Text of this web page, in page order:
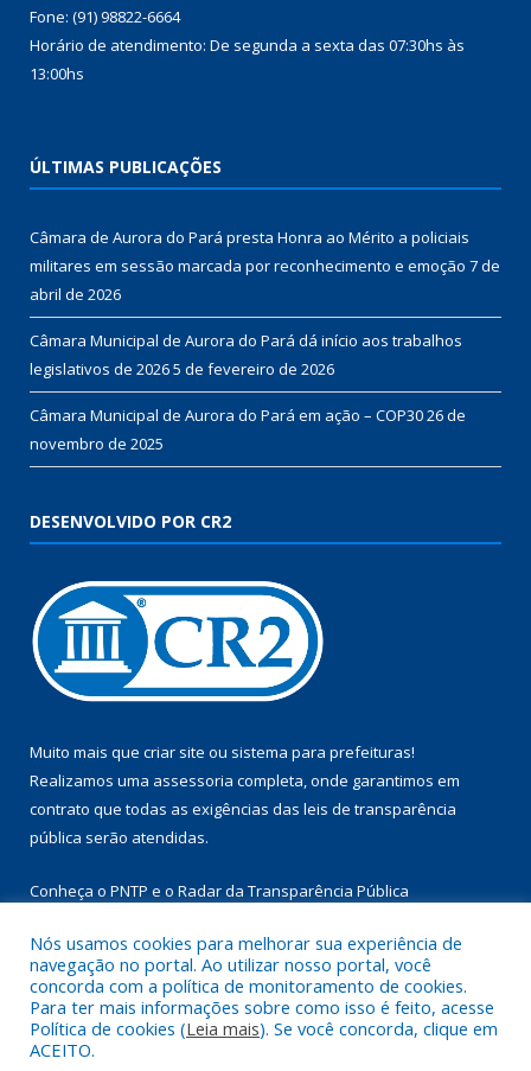
Fone: (91) 98822-6664
Horário de atendimento: De segunda a sexta das 07:30hs às
13:00hs
ÚLTIMAS PUBLICAÇÕES
Câmara de Aurora do Pará presta Honra ao Mérito a policiais
militares em sessão marcada por reconhecimento e emoção 7 de
abril de 2026
Câmara Municipal de Aurora do Pará dá início aos trabalhos
legislativos de 20265 de fevereiro de 2026
Câmara Municipal de Aurora do Pará em ação – COP3026 de
novembro de 2025
DESENVOLVIDO POR CR2
Muito mais que criar site ou sistema para prefeituras!
Realizamos uma assessoria completa, onde garantimos em
contrato que todas as exigências das leis de transparência
pública serão atendidas.
Conheça o PNTP e o Radar da Transparência Pública
Todos os direitos reservados a Câmara Municipal de Aurora do
Pará.
Nós usamos cookies para melhorar sua experiência de
navegação no portal. Ao utilizar nosso portal, você
concorda com a política de monitoramento de cookies.
Para ter mais informações sobre como isso é feito, acesse
Política de cookies (Leia mais). Se você concorda, clique em
ACEITO.